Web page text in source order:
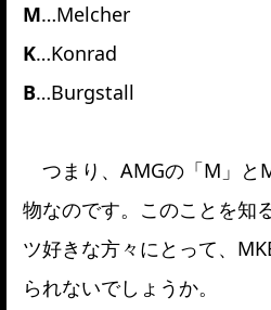
M…Melcher
K…Konrad
B…Burgstall
つまり、AMGの「M」と
物なのです。このことを知
ツ好きな方々にとって、
られないでしょうか。